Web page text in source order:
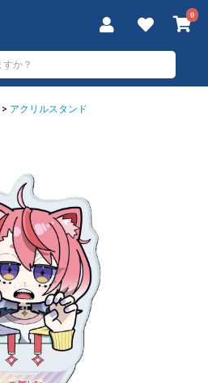
0
> アクリルスタンド